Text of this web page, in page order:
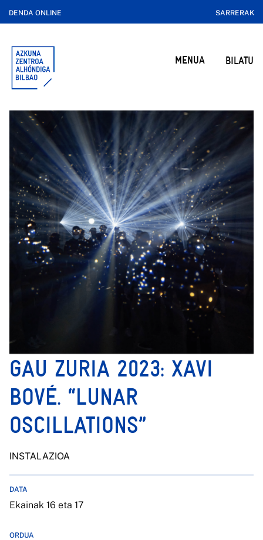
DENDA ONLINE SARRERAK
MENUA BILATU
GAU ZURIA 2023: XAVI
BOVÉ. “LUNAR
OSCILLATIONS”
INSTALAZIOA
DATA
Ekainak 16 eta 17
ORDUA